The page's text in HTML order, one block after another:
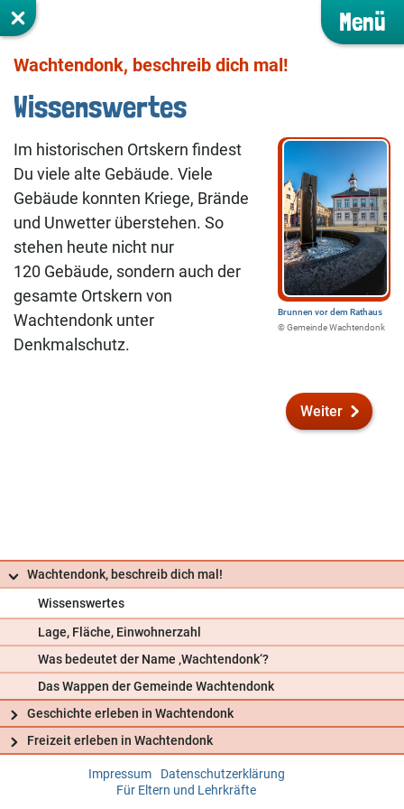
Menü
Wachtendonk, beschreib dich mal!
Wissenswertes
Brunnen vor dem Rathaus
©️ Gemeinde Wachtendonk
Im historischen Ortskern findest
Du viele alte Gebäude. Viele
Gebäude konnten Kriege, Brände
und Unwetter überstehen. So
stehen heute nicht nur
120 Gebäude, sondern auch der
gesamte Ortskern von
Wachtendonk unter
Denkmalschutz.
Weiter
Wachtendonk, beschreib dich mal!
Wissenswertes
Lage, Fläche, Einwohnerzahl
Was bedeutet der Name ‚Wachtendonk‘?
Das Wappen der Gemeinde Wachtendonk
Geschichte erleben in Wachtendonk
Freizeit erleben in Wachtendonk
Impressum
Datenschutzerklärung
Für Eltern und Lehrkräfte